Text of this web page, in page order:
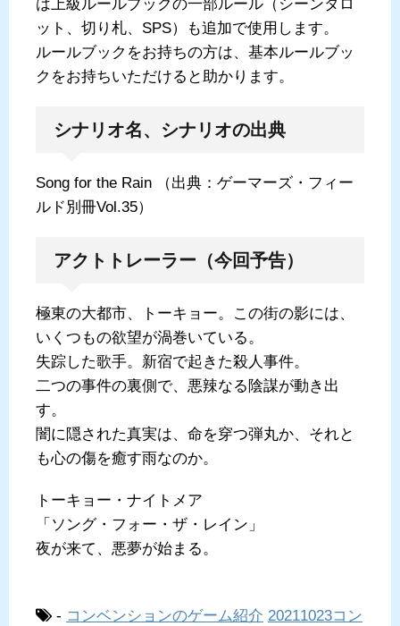
は上級ルールブックの一部ルール（シーンタロ
ット、切り札、SPS）も追加で使用します。
ルールブックをお持ちの方は、基本ルールブッ
クをお持ちいただけると助かります。
シナリオ名、シナリオの出典
Song for the Rain （出典：ゲーマーズ・フィー
ルド別冊Vol.35）
アクトトレーラー（今回予告）
極東の大都市、トーキョー。この街の影には、
いくつもの欲望が渦巻いている。
失踪した歌手。新宿で起きた殺人事件。
二つの事件の裏側で、悪辣なる陰謀が動き出
す。
闇に隠された真実は、命を穿つ弾丸か、それと
も心の傷を癒す雨なのか。
トーキョー・ナイトメア
「ソング・フォー・ザ・レイン」
夜が来て、悪夢が始まる。
- コンベンションのゲーム紹介 20211023コン